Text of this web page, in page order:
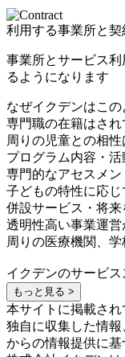
利用する事業所と
事業所とサービス
るようになります
なぜイクデンはこ
専門職の在籍はさ
周りの児童との相性
プログラム内容・
専門的なアセスメ
子どもの特性に応
併設サービス・将
透明性高い事業運営
周りの医療機関、
イクデンのサービ
もっと見る >
本サイトに掲載さ
独自に収集した情
からの情報提供に基